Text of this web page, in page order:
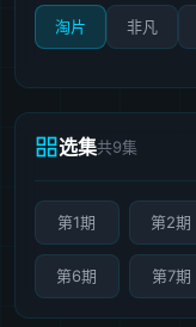
淘片 非凡
选集共9集
第1期 第2期
第6期 第7期